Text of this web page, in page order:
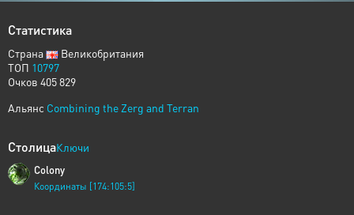
Статистика
Страна
Великобритания
ТОП 10797
Очков 405 829
Альянс Combining the Zerg and Terran
СтолицаКлючи
Colony
Координаты [174:105:5]